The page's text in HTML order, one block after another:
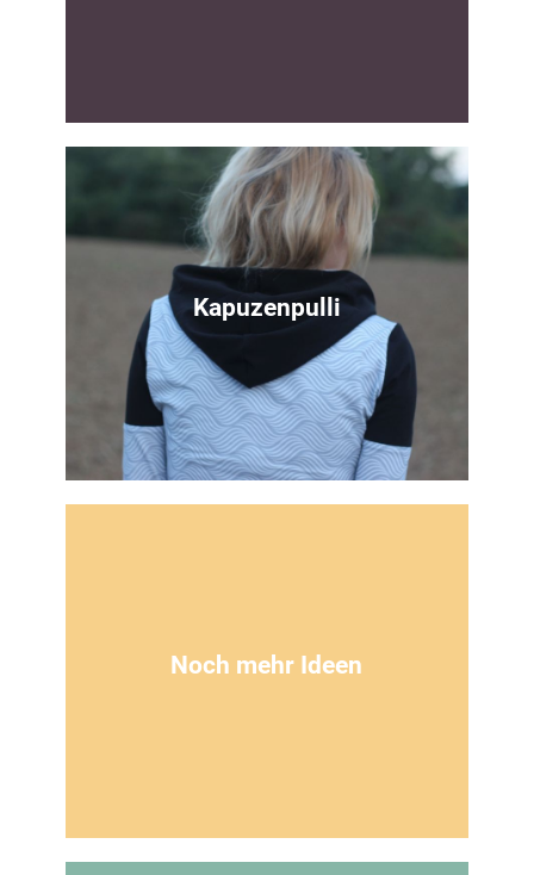
Keine Lust auf umwege
Hier gehts direkt zum Schnittmuster
Zum Download
Kapuzenpulli
Noch mehr Ideen